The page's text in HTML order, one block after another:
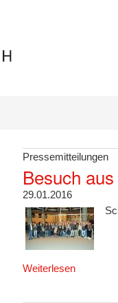
Pressemitteilungen
Besuch
29.01.2016
Weiterlesen